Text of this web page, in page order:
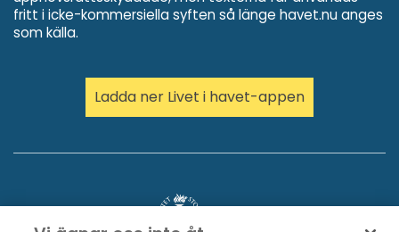
fritt i icke-kommersiella syften så länge havet.nu anges
som källa.
Ladda ner Livet i havet-appen